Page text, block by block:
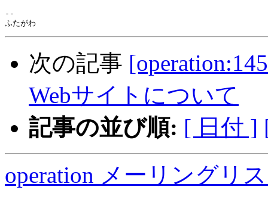
--
次の記事
Webサイトについて
記事の並び順: [ 日付 ]
operation メーリングリ